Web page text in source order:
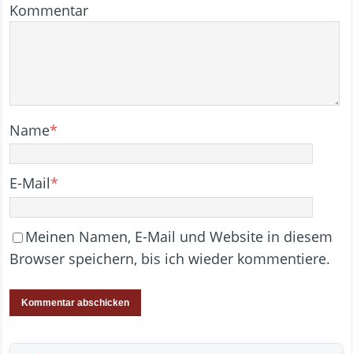
Kommentar
Name*
E-Mail*
Meinen Namen, E-Mail und Website in diesem
Browser speichern, bis ich wieder kommentiere.